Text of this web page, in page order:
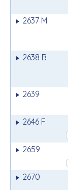
2637 M
2638 B
2639
2646 F
2659
2670